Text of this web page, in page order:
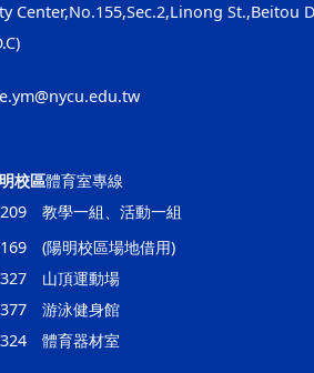
Center,No.155,Sec.2,Linong St.,Beitou
校區體育室專線
教學一組、活動一組
(陽明校區場地借用)
山頂運動場
游泳健身館
體育器材室